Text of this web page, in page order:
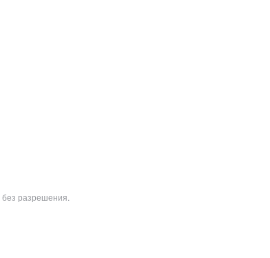
без разрешения.